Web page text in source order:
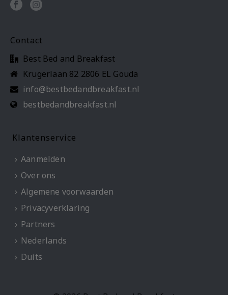
Contact
Best Bed and Breakfast
Krugerlaan 82 2806 EL Gouda
info@bestbedandbreakfast.nl
bestbedandbreakfast.nl
Klantenservice
Aanmelden
Over ons
Algemene voorwaarden
Privacyverklaring
Partners
Nederlands
Duits